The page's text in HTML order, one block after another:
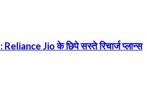
Jio के छिपे सस्ते रिचार्ज प्लान्स